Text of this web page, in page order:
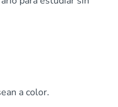
a color.